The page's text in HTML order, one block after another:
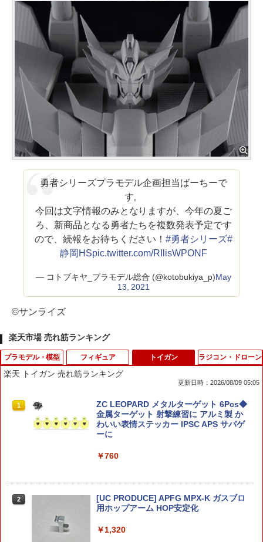
勇者シリーズプラモデル企画担当ばーちーで
す。
今回は文字情報のみとなりますが、今年の夏ご
ろ、新商品となる勇者たちを複数発表予定です
ので、続報をお待ちください！#勇者シリーズ#
静岡HSpic.twitter.com/RIlisWPONF
— コトブキヤ_プラモデル総合 (@kotobukiya_p)May
13, 2021
©サンライズ
楽天市場 売れ筋ランキング
プラモデル・模型
1
【中古】1/144 バンダイスピリッツ HGU
C RX-77-2 ガンキャノン 【A´】 未組立
品 外箱若干の傷み
UC 1/144 RX-77-2 ガンキャノン プラモ
デル
￥1,950
フィギュア
1
ポケットモンスター モンコレ MS-40
ブースター
￥715
ス ふわもこたいむ ～ポッチャマのぷか
ぷかおふろ～
￥2,110
トイガン
楽天 トイガン 売れ筋ランキング
更新日時：2026/08/09 05:05
1
ZC LEOPARD メタルターゲット 6Pcs◆
金属ターゲット 射撃練習に アルミ製 か
わいい表情ステッカー IPSC APS サバゲ
ーに
￥760
2
[UC PRODUCE] APFG MPX-K ガスブロ
用ホップアーム HOP安定化
￥1,320
ラジコン・ドローン